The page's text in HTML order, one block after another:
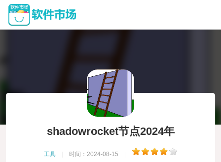
shadowrocket节点2024年
工具 时间：2024-08-15